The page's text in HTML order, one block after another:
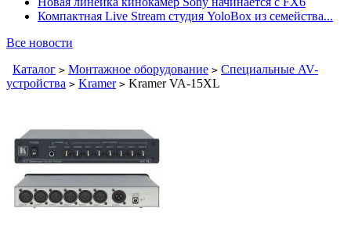
Компактная Live Stream студия YoloBox из семейства...
Все новости
Каталог > Монтажное оборудование > Специальные AV-
устройства > Kramer > Kramer VA-15XL